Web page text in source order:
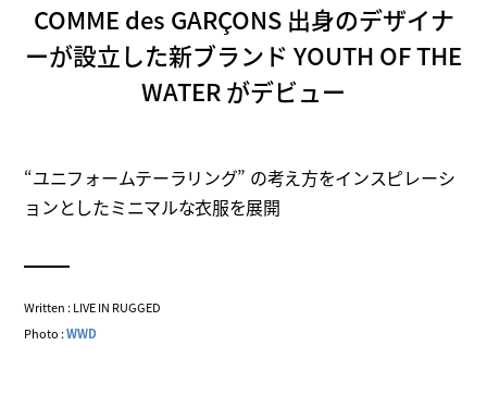
COMME des GARÇONS 出身のデザイナ
ーが設立した新ブランド YOUTH OF THE
WATER がデビュー
“ユニフォームテーラリング” の考え方をインスピレーシ
ョンとしたミニマルな衣服を展開
Written : LIVE IN RUGGED
Photo :WWD